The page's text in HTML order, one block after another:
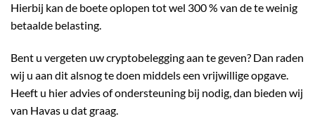
Hierbij kan de boete oplopen tot wel 300 % van de te weinig
betaalde belasting.
Bent u vergeten uw cryptobelegging aan te geven? Dan raden
wij u aan dit alsnog te doen middels een vrijwillige opgave.
Heeft u hier advies of ondersteuning bij nodig, dan bieden wij
van Havas u dat graag.